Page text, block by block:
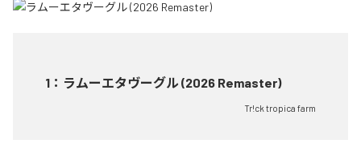
1 ： ラムーエタヴーグル (2026 Remaster)
Tr!ck tropica farm